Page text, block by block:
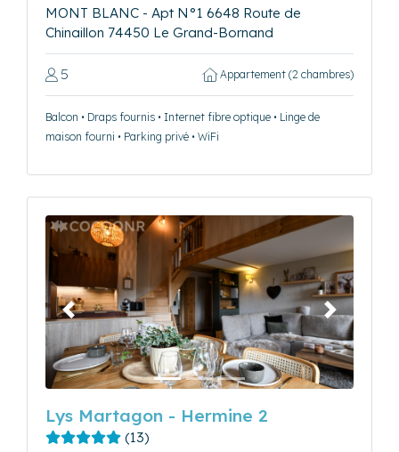
MONT BLANC - Apt N°1 6648 Route de
Chinaillon 74450 Le Grand-Bornand
5 Appartement (2 chambres)
Balcon • Draps fournis • Internet fibre optique • Linge de
maison fourni • Parking privé • WiFi
Précédent Suivant
Lys Martagon - Hermine 2
(13)